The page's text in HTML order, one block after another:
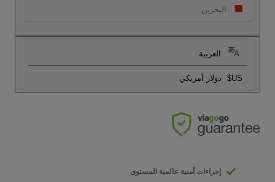
البحرين
العربية
US$ دولار أمريكي
إجراءات أمنية عالمية المستوى